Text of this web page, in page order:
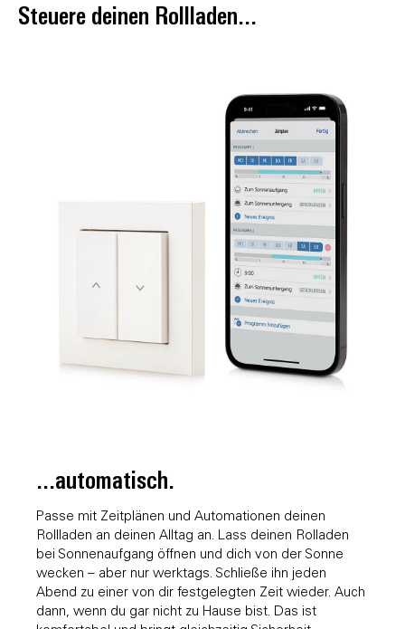
Steuere deinen Rollladen...
...automatisch.
Passe mit Zeitplänen und Automationen deinen
Rollladen an deinen Alltag an. Lass deinen Rolladen
bei Sonnenaufgang öffnen und dich von der Sonne
wecken – aber nur werktags. Schließe ihn jeden
Abend zu einer von dir festgelegten Zeit wieder. Auch
dann, wenn du gar nicht zu Hause bist. Das ist